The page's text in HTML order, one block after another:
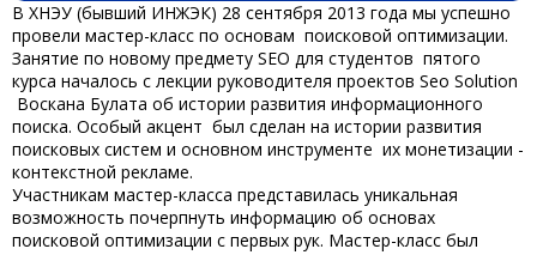
В ХНЭУ (бывший ИНЖЭК) 28 сентября 2013 года мы успешно
провели мастер-класс по основам поисковой оптимизации.
Занятие по новому предмету SEO для студентов пятого
курса началось с лекции руководителя проектов Seo Solution
Воскана Булата об истории развития информационного
поиска. Особый акцент был сделан на истории развития
поисковых систем и основном инструменте их монетизации -
контекстной рекламе.
Участникам мастер-класса представилась уникальная
возможность почерпнуть информацию об основах
поисковой оптимизации с первых рук. Мастер-класс был